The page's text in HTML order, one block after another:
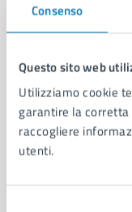
Consenso
Questo sito web
Utilizziamo cookie
garantire la
raccogliere
utenti.
Comune di
AMMINISTRAZIONE
Aree amministrative
Organi di governo
Municipalità